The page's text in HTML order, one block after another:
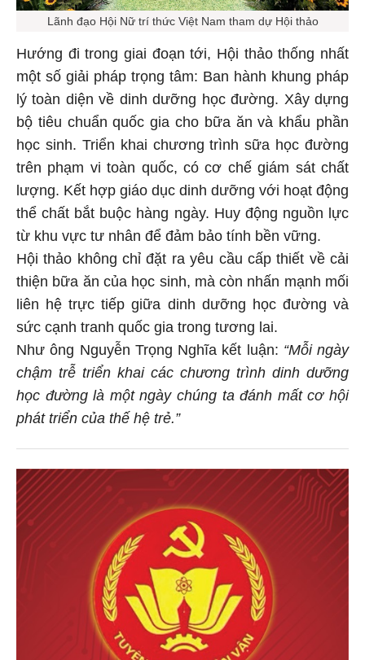
Lãnh đạo Hội Nữ trí thức Việt Nam tham dự Hội thảo
Hướng đi trong giai đoạn tới, Hội thảo thống nhất
một số giải pháp trọng tâm: Ban hành khung pháp
lý toàn diện về dinh dưỡng học đường. Xây dựng
bộ tiêu chuẩn quốc gia cho bữa ăn và khẩu phần
học sinh. Triển khai chương trình sữa học đường
trên phạm vi toàn quốc, có cơ chế giám sát chất
lượng. Kết hợp giáo dục dinh dưỡng với hoạt động
thể chất bắt buộc hàng ngày. Huy động nguồn lực
từ khu vực tư nhân để đảm bảo tính bền vững.
Hội thảo không chỉ đặt ra yêu cầu cấp thiết về cải
thiện bữa ăn của học sinh, mà còn nhấn mạnh mối
liên hệ trực tiếp giữa dinh dưỡng học đường và
sức cạnh tranh quốc gia trong tương lai.
Như ông Nguyễn Trọng Nghĩa kết luận: “Mỗi ngày
chậm trễ triển khai các chương trình dinh dưỡng
học đường là một ngày chúng ta đánh mất cơ hội
phát triển của thế hệ trẻ.”